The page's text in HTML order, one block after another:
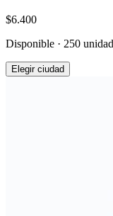
$6.400
Disponible · 250
Elegir ciudad